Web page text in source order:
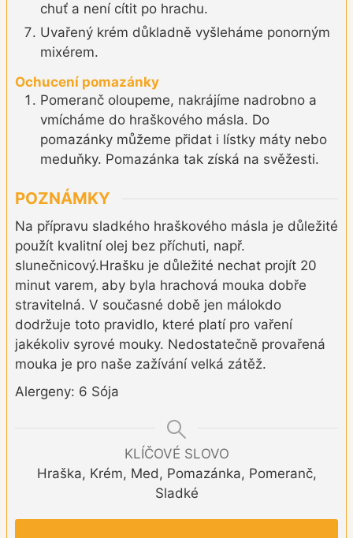
chuť a není cítit po hrachu.
Uvařený krém důkladně vyšleháme ponorným
mixérem.
Ochucení pomazánky
Pomeranč oloupeme, nakrájíme nadrobno a
vmícháme do hraškového másla. Do
pomazánky můžeme přidat i lístky máty nebo
meduňky. Pomazánka tak získá na svěžesti.
POZNÁMKY
Na přípravu sladkého hraškového másla je důležité
použít kvalitní olej bez příchuti, např.
slunečnicový.Hrašku je důležité nechat projít 20
minut varem, aby byla hrachová mouka dobře
stravitelná. V současné době jen málokdo
dodržuje toto pravidlo, které platí pro vaření
jakékoliv syrové mouky. Nedostatečně provařená
mouka je pro naše zažívání velká zátěž.
Alergeny: 6 Sója
KLÍČOVÉ SLOVO
Hraška, Krém, Med, Pomazánka, Pomeranč,
Sladké